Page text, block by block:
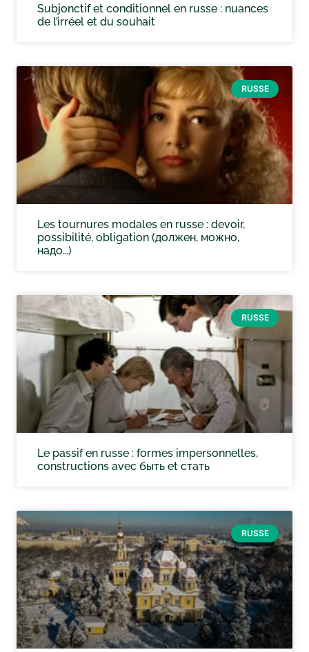
Subjonctif et conditionnel en russe : nuances
de l’irréel et du souhait
RUSSE
Les tournures modales en russe : devoir,
possibilité, obligation (должен, можно,
надо…)
RUSSE
Le passif en russe : formes impersonnelles,
constructions avec быть et стать
RUSSE